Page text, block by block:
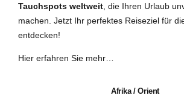
Tauchspots weltweit , die Ihren Urlaub
machen. Jetzt Ihr perfektes Reiseziel für
entdecken!
Hier erfahren Sie mehr…
Afrika / Orient